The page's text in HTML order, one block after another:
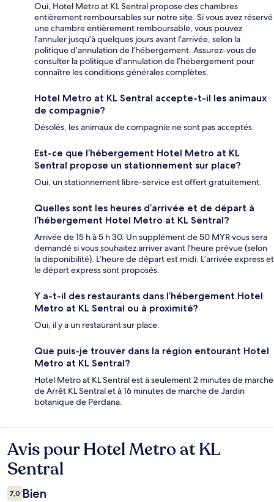
Oui, Hotel Metro at KL Sentral propose des chambres
entièrement remboursables sur notre site. Si vous avez réservé
une chambre entièrement remboursable, vous pouvez
l’annuler jusqu’à quelques jours avant l’arrivée, selon la
politique d’annulation de l’hébergement. Assurez-vous de
consulter la politique d’annulation de l’hébergement pour
connaître les conditions générales complètes.
Hotel Metro at KL Sentral accepte-t-il les animaux
de compagnie?
Désolés, les animaux de compagnie ne sont pas acceptés.
Est-ce que l’hébergement Hotel Metro at KL
Sentral propose un stationnement sur place?
Oui, un stationnement libre-service est offert gratuitement.
Quelles sont les heures d’arrivée et de départ à
l’hébergement Hotel Metro at KL Sentral?
Arrivée de 15 h à 5 h 30. Un supplément de 50 MYR vous sera
demandé si vous souhaitez arriver avant l’heure prévue (selon
la disponibilité). L’heure de départ est midi. L’arrivée express et
le départ express sont proposés.
Y a-t-il des restaurants dans l’hébergement Hotel
Metro at KL Sentral ou à proximité?
Oui, il y a un restaurant sur place.
Que puis-je trouver dans la région entourant Hotel
Metro at KL Sentral?
Hotel Metro at KL Sentral est à seulement 2 minutes de marche
de Arrêt KL Sentral et à 16 minutes de marche de Jardin
botanique de Perdana.
Avis
Avis pour Hotel Metro at KL
Sentral
7,0 Bien